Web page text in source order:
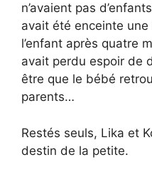
n’avaient pas
avait été enceinte
l’enfant après quatre
avait perdu espoir de
être que le bébé
parents…
Restés seuls, Lika et
destin de la petite.